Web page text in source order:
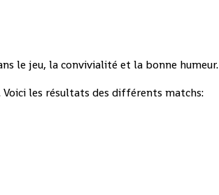
le jeu, la convivialité et la bonne humeur.
les résultats des différents matchs: